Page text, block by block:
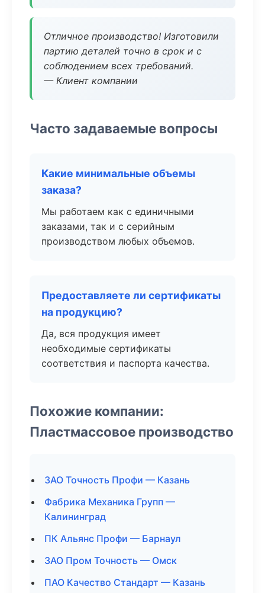
Отличное производство! Изготовили
партию деталей точно в срок и с
соблюдением всех требований.
— Клиент компании
Часто задаваемые вопросы
Какие минимальные объемы
заказа?
Мы работаем как с единичными
заказами, так и с серийным
производством любых объемов.
Предоставляете ли сертификаты
на продукцию?
Да, вся продукция имеет
необходимые сертификаты
соответствия и паспорта качества.
Похожие компании:
Пластмассовое производство
ЗАО Точность Профи — Казань
Фабрика Механика Групп —
Калининград
ПК Альянс Профи — Барнаул
ЗАО Пром Точность — Омск
ПАО Качество Стандарт — Казань